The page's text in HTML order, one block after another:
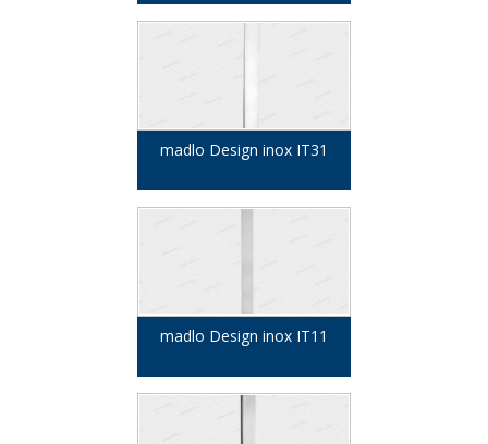
madlo Design inox IT31
madlo Design inox IT11